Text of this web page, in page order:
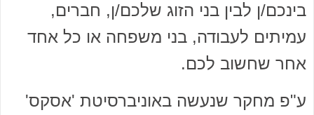
בינכם/ן לבין בני הזוג שלכם/ן, חברים,
עמיתים לעבודה, בני משפחה או כל אחד
אחר שחשוב לכם.
ע"פ מחקר שנעשה באוניברסיטת 'אסקס'